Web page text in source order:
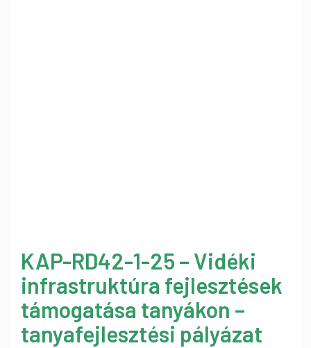
KAP-RD42-1-25 – Vidéki
infrastruktúra fejlesztések
támogatása tanyákon –
tanyafejlesztési pályázat